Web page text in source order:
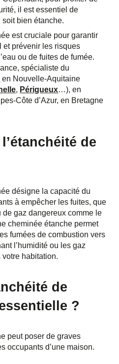
formulaire, j'accepte la
il est essentiel de
soit bien étanche.
est cruciale pour garantir
et prévenir les risques
ou de fuites de fumée.
spécialiste du
en Nouvelle-Aquitaine
, Périgueux…), en
Côte d’Azur, en Bretagne
de
désigne la capacité du
à empêcher les fuites, que
de gaz dangereux comme le
cheminée étanche permet
fumées de combustion vers
l’humidité ou les gaz
votre habitation.
de
?
peut poser de graves
occupants d’une maison.